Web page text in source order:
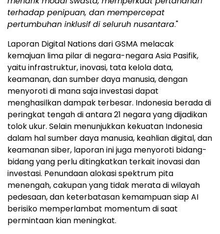
terhadap penipuan, dan mempercepat
pertumbuhan inklusif di seluruh nusantara."
Laporan Digital Nations dari GSMA melacak
kemajuan lima pilar di negara-negara Asia Pasifik,
yaitu infrastruktur, inovasi, tata kelola data,
keamanan, dan sumber daya manusia, dengan
menyoroti di mana saja investasi dapat
menghasilkan dampak terbesar. Indonesia berada di
peringkat tengah di antara 21 negara yang dijadikan
tolok ukur. Selain menunjukkan kekuatan Indonesia
dalam hal sumber daya manusia, keahlian digital, dan
keamanan siber, laporan ini juga menyoroti bidang-
bidang yang perlu ditingkatkan terkait inovasi dan
investasi. Penundaan alokasi spektrum pita
menengah, cakupan yang tidak merata di wilayah
pedesaan, dan keterbatasan kemampuan siap AI
berisiko memperlambat momentum di saat
permintaan kian meningkat.